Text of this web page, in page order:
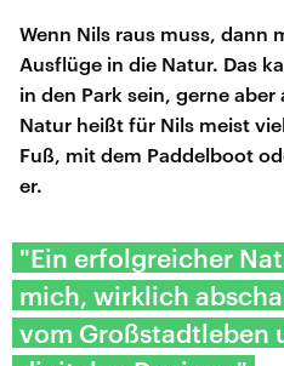
Wenn Nils raus muss, dann
Ausflüge in die Natur. Das
in den Park sein, gerne
Natur heißt für Nils meist
Fuß, mit dem Paddelboot
er.
"Ein erfolgreicher
mich, wirklich
vom Großstadtleben